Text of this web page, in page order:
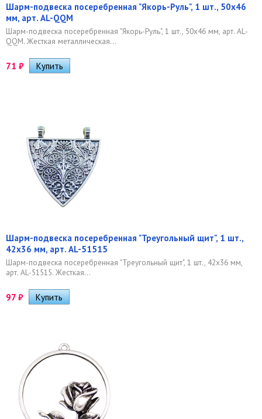
Шарм-подвеска посеребренная "Якорь-Руль", 1 шт., 50х46
мм, арт. AL-QQM
Шарм-подвеска посеребренная "Якорь-Руль", 1 шт., 50х46 мм, арт. AL-
QQM. Жесткая металлическая...
71 ₽
Шарм-подвеска посеребренная "Треугольный щит", 1 шт.,
42х36 мм, арт. AL-51515
Шарм-подвеска посеребренная "Треугольный щит", 1 шт., 42х36 мм,
арт. AL-51515. Жесткая...
97 ₽